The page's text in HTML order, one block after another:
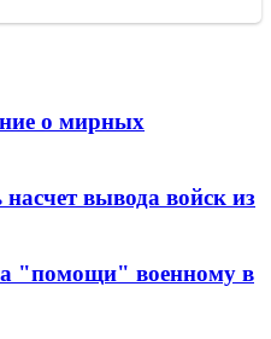
о мирных
вывода войск из
"помощи" военному в